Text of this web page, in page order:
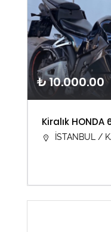
₺ 10.000.00
Kiralık HONDA
İSTANBUL /